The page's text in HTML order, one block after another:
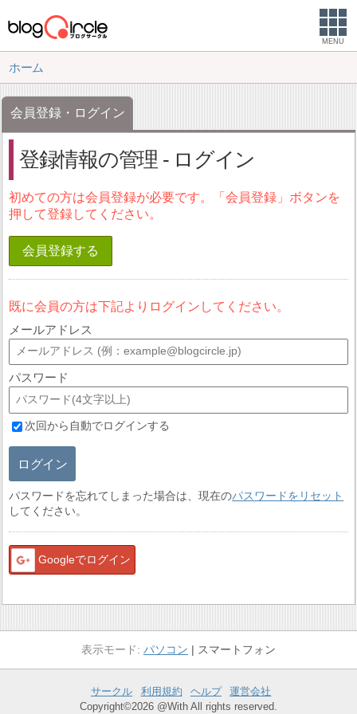
MENU
ホーム
会員登録・ログイン
登録情報の管理 - ログイン
初めての方は会員登録が必要です。「会員登録」ボタンを
押して登録してください。
会員登録する
既に会員の方は下記よりログインしてください。
メールアドレス
パスワード
次回から自動でログインする
ログイン
パスワードを忘れてしまった場合は、現在のパスワードをリセット
してください。
Googleでログイン
パソコン スマートフォン
サークル 利用規約 ヘルプ
運営会社
Copyright©2026 @With All rights reserved.